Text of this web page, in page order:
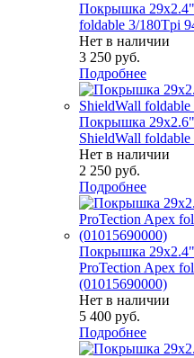
Покрышка 29x2.4"
foldable 3/180Tpi
Нет в наличии
3 250 руб.
Подробнее
Покрышка
ShieldWall
Нет в наличии
2 250 руб.
Подробнее
Покрышка 29x2.4"
ProTection Apex
(01015690000)
Нет в наличии
5 400 руб.
Подробнее